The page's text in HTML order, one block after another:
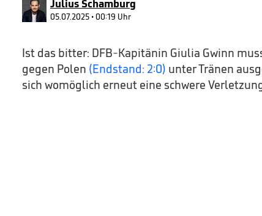
Julius Schamburg
05.07.2025 • 00:19 Uhr
Ist das bitter: DFB-Kapitänin Giulia Gwinn
gegen Polen (Endstand: 2:0) unter Tränen
sich womöglich erneut eine schwere